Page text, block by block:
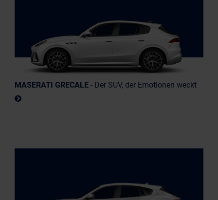
MASERATI GRECALE - Der SUV, der Emotionen weckt